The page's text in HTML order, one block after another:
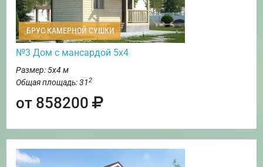
БРУС КАМЕРНОЙ СУШКИ
№3 Дом с мансардой 5х4
Размер: 5х4 м
Общая площадь: 312
от 858200